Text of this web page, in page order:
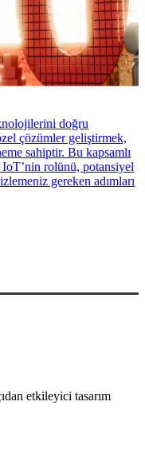
doğru
çözümler geliştirmek,
sahiptir. Bu kapsamlı
IoT’nin rolünü, potansiyel
gereken adımları
etkileyici tasarım